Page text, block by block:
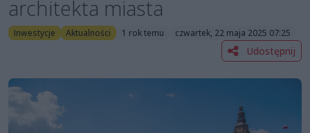
architekta miasta
Inwestycje Aktualności 1 rok temu czwartek, 22 maja 2025 07:25
Udostępnij